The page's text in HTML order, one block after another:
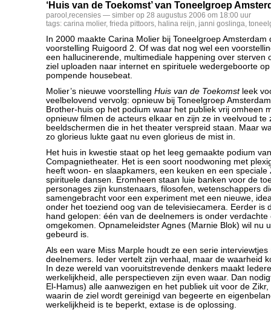
‘Huis van de Toekomst’ van Toneelgroep
parool ,recensies — simber op 28 augustus 2006 om 18:00 uur
tags: carina molier, frieda pittoors, halina reijn, janni goslinga,
In 2000 maakte Carina Molier bij Toneelgroep Amsterdam
voorstelling Ruigoord 2. Of was dat nog wel een
een hallucinerende, multimediale happening over sterven
ziel uploaden naar internet en spirituele wedergeboorte
pompende housebeat.
Molier’s nieuwe voorstelling Huis van de Toekomstleek
veelbelovend vervolg: opnieuw bij Toneelgroep
Brother-huis op het podium waar het publiek vrij omheen
opnieuw filmen de acteurs elkaar en zijn ze in veelvoud te
beeldschermen die in het theater verspreid staan. Maar
zo glorieus lukte gaat nu even glorieus de mist in.
Het huis in kwestie staat op het leeg gemaakte podium
Compagnietheater. Het is een soort noodwoning met
heeft woon- en slaapkamers, een keuken en een speciale
spirituele dansen. Eromheen staan luie banken voor de
personages zijn kunstenaars, filosofen, wetenschappers
samengebracht voor een experiment met een nieuwe,
onder het toeziend oog van de televisiecamera. Eerder is
hand gelopen: één van de deelnemers is onder
omgekomen. Opnameleidster Agnes (Marnie Blok) wil nu
gebeurd is.
Als een ware Miss Marple houdt ze een serie interviewtjes
deelnemers. Ieder vertelt zijn verhaal, maar de waarheid
In deze wereld van vooruitstrevende denkers maakt
werkelijkheid, alle perspectieven zijn even waar. Dan
El-Hamus) alle aanwezigen en het publiek uit voor de
waarin de ziel wordt gereinigd van begeerte en
werkelijkheid is te beperkt, extase is de oplossing.